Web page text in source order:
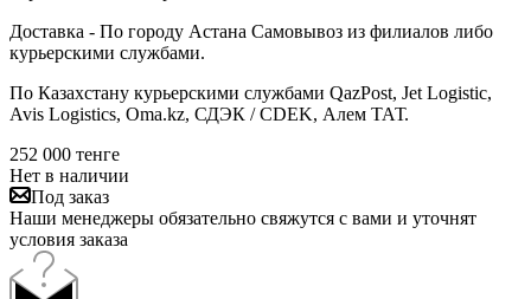
Доставка - По городу Астана Самовывоз из филиалов либо
курьерскими службами.
По Казахстану курьерскими службами QazPost, Jet Logistic,
Avis Logistics, Oma.kz, СДЭК / CDEK, Алем ТАТ.
252 000 тенге
Нет в наличии
Под заказ
Наши менеджеры обязательно свяжутся с вами и уточнят
условия заказа